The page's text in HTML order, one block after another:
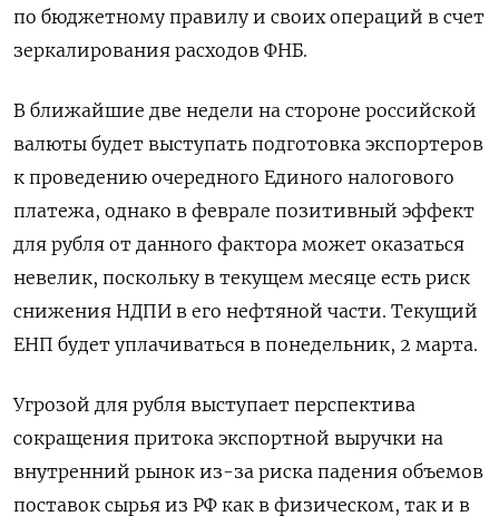
по бюджетному правилу и своих операций в счет
зеркалирования расходов ФНБ.
В ближайшие две недели на стороне российской
валюты будет выступать подготовка экспортеров
к проведению очередного Единого налогового
платежа, однако в феврале позитивный эффект
для рубля от данного фактора может оказаться
невелик, ​поскольку в текущем месяце есть риск
снижения ⁠НДПИ в его нефтяной части. Текущий
ЕНП будет уплачиваться в понедельник, 2 марта.
Угрозой для рубля выступает перспектива
сокращения притока экспортной выручки на
внутренний рынок из-за риска ‌падения объемов
поставок сырья из РФ как в физическом, так и в